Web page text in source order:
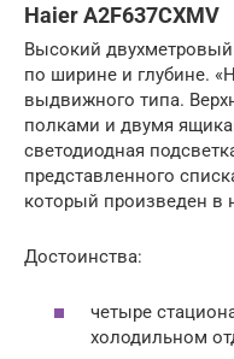
Haier A2F637CXMV
Высокий двухметровый
по ширине и глубине.
выдвижного типа.
полками и двумя
светодиодная
представленного
который произведен в
Достоинства:
четыре
холодильном